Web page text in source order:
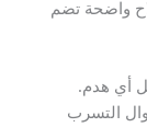
واضحة تضم
أي هدم.
التسرب